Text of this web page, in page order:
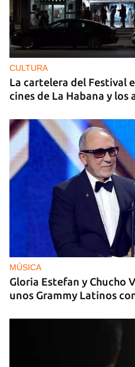
CULTURA
La cartelera del Festival
cines de La Habana y los
MÚSICA
Gloria Estefan y Chucho
unos Grammy Latinos